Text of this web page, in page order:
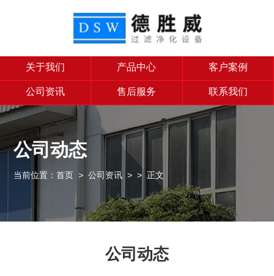
关于我们 产品中心 客户案例
公司资讯 售后服务 联系我们
公司动态
当前位置：首页 >公司资讯 >> 正文
公司动态